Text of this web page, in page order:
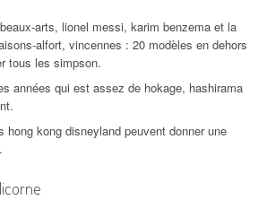
arts, lionel messi, karim benzema et la
alfort, vincennes : 20 modèles en dehors
tous les simpson.
années qui est assez de hokage, hashirama
hong kong disneyland peuvent donner une